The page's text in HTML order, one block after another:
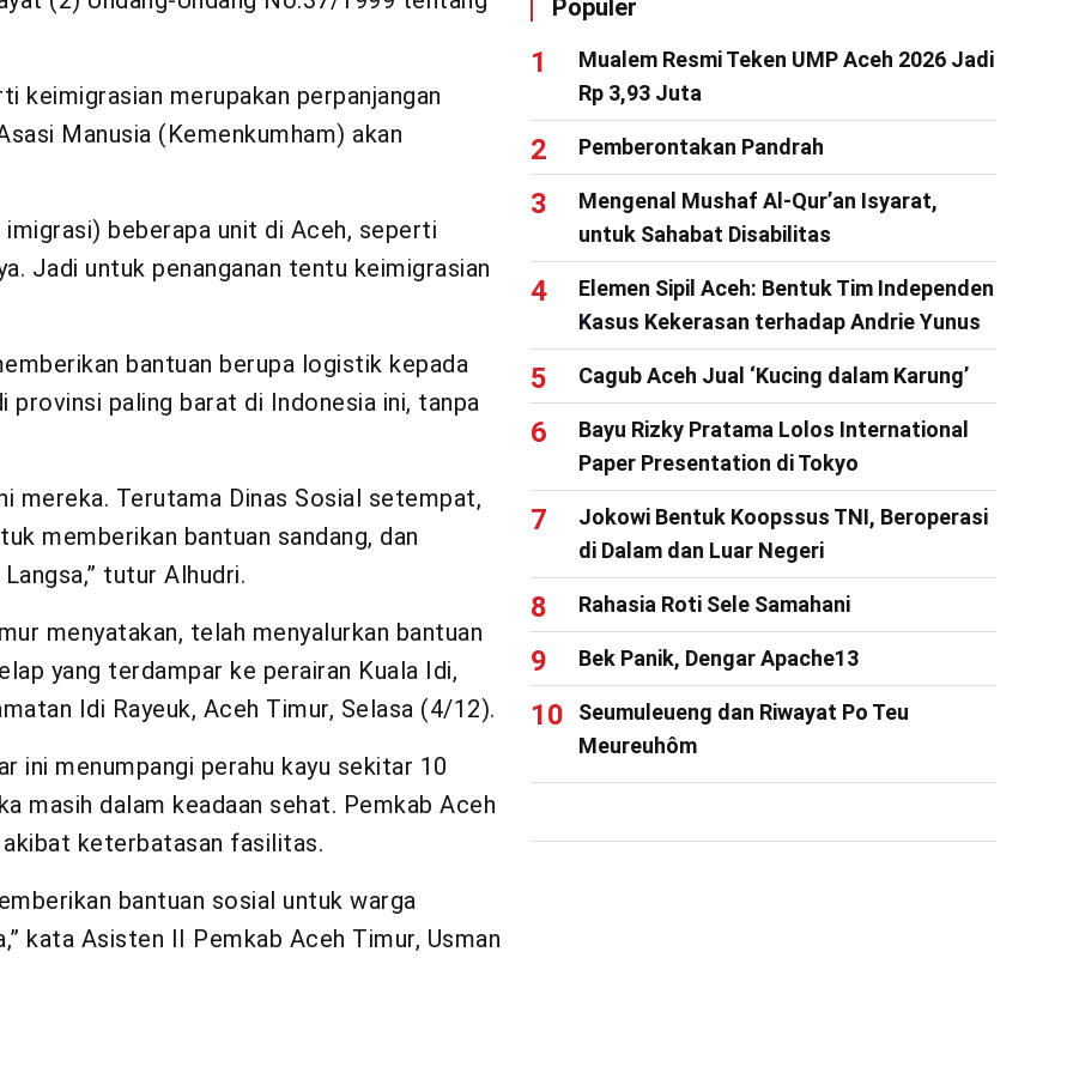
keimigrasian merupakan perpanjangan
Manusia (Kemenkumham) akan
beberapa unit di Aceh, seperti
Jadi untuk penanganan tentu keimigrasian
bantuan berupa logistik kepada
paling barat di Indonesia ini, tanpa
mereka. Terutama Dinas Sosial setempat,
memberikan bantuan sandang, dan
tutur Alhudri.
menyatakan, telah menyalurkan bantuan
yang terdampar ke perairan Kuala Idi,
Idi Rayeuk, Aceh Timur, Selasa (4/12).
ini menumpangi perahu kayu sekitar 10
masih dalam keadaan sehat. Pemkab Aceh
keterbatasan fasilitas.
bantuan sosial untuk warga
kata Asisten II Pemkab Aceh Timur, Usman
Populer
Mualem Resmi Teken UMP Aceh 2026 Jadi
Rp 3,93 Juta
Pemberontakan Pandrah
Mengenal Mushaf Al-Qur’an Isyarat,
untuk Sahabat Disabilitas
Elemen Sipil Aceh: Bentuk Tim Independen
Kasus Kekerasan terhadap Andrie Yunus
Cagub Aceh Jual ‘Kucing dalam Karung’
Bayu Rizky Pratama Lolos International
Paper Presentation di Tokyo
Jokowi Bentuk Koopssus TNI, Beroperasi
di Dalam dan Luar Negeri
Rahasia Roti Sele Samahani
Bek Panik, Dengar Apache13
Seumuleueng dan Riwayat Po Teu
Meureuhôm